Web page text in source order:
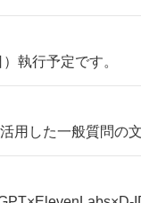
執行予定です。
用した一般質問の